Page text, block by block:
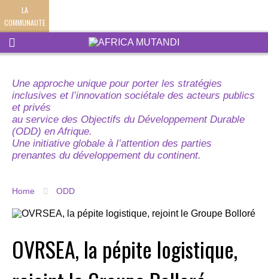
LA
COMMUNAUTE
Une approche unique pour porter les stratégies
inclusives et l’innovation sociétale des acteurs publics
et privés
au service des Objectifs du Développement Durable
(ODD) en Afrique.
Une initiative globale à l’attention des parties
prenantes du développement du continent.
Home ODD
OVRSEA, la pépite logistique,